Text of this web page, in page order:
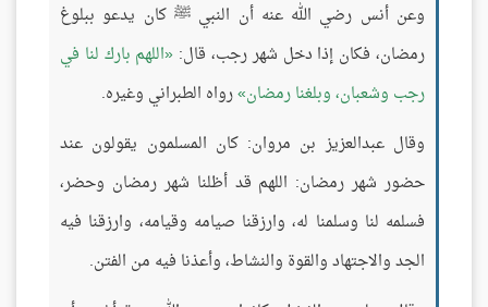
وعن أنس رضي الله عنه أن النبي ﷺ كان يدعو ببلوغ
رمضان، فكان إذا دخل شهر رجب، قال: اللهم بارك لنا في
رجب وشعبان، وبلغنا رمضان رواه الطبراني وغيره.
وقال عبدالعزيز بن مروان: كان المسلمون يقولون عند
حضور شهر رمضان: اللهم قد أظلنا شهر رمضان وحضر،
فسلمه لنا وسلمنا له، وارزقنا صيامه وقيامه، وارزقنا فيه
الجد والاجتهاد والقوة والنشاط، وأعذنا فيه من الفتن.